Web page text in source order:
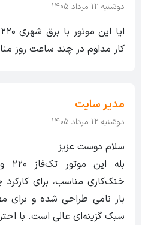
دوشنبه 12 مرداد 1405
کار مداوم در چند ساعت روز
مدیر سایت
دوشنبه 12 مرداد 1405
سلام دوست عزیز
خنک‌کاری مناسب، برای
بار نامی طراحی شده و
سبک گزینه‌ای عالی است. با